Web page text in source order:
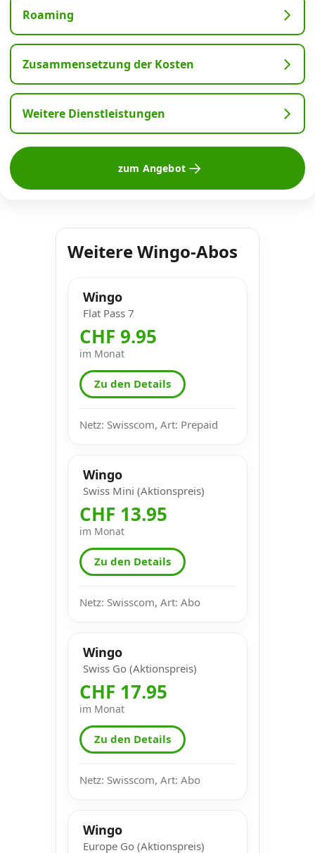
Roaming
Zusammensetzung der Kosten
Weitere Dienstleistungen
zum Angebot
Weitere Wingo-Abos
Wingo
Flat Pass 7
CHF 9.95
im Monat
Zu den Details
Netz: Swisscom, Art: Prepaid
Wingo
Swiss Mini (Aktionspreis)
CHF 13.95
im Monat
Zu den Details
Netz: Swisscom, Art: Abo
Wingo
Swiss Go (Aktionspreis)
CHF 17.95
im Monat
Zu den Details
Netz: Swisscom, Art: Abo
Wingo
Europe Go (Aktionspreis)